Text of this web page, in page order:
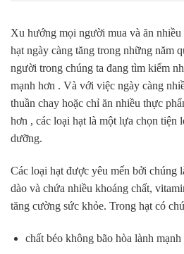
Xu hướng mọi người mua và ăn nhiều
hạt ngày càng tăng trong những năm
người trong chúng ta đang tìm kiếm
mạnh hơn . Và với việc ngày càng
thuần chay hoặc chỉ ăn nhiều thực
hơn , các loại hạt là một lựa chọn tiện
dưỡng.
Các loại hạt được yêu mến bởi chúng
dào và chứa nhiều khoáng chất,
tăng cường sức khỏe. Trong hạt có
chất béo không bão hòa lành mạnh